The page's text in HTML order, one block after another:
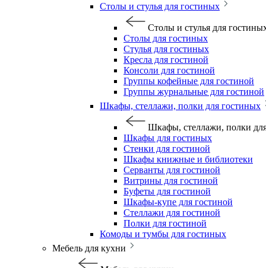
Столы и стулья для гостиных
Столы и стулья для
Столы для гостиных
Стулья для гостиных
Кресла для гостиной
Консоли для гостиной
Группы кофейные для гостиной
Группы журнальные для гостиной
Шкафы, стеллажи, полки для гостиных
Шкафы, стеллажи, полки
Шкафы для гостиных
Стенки для гостиной
Шкафы книжные и библиотеки
Серванты для гостиной
Витрины для гостиной
Буфеты для гостиной
Шкафы-купе для гостиной
Стеллажи для гостиной
Полки для гостиной
Комоды и тумбы для гостиных
Мебель для кухни